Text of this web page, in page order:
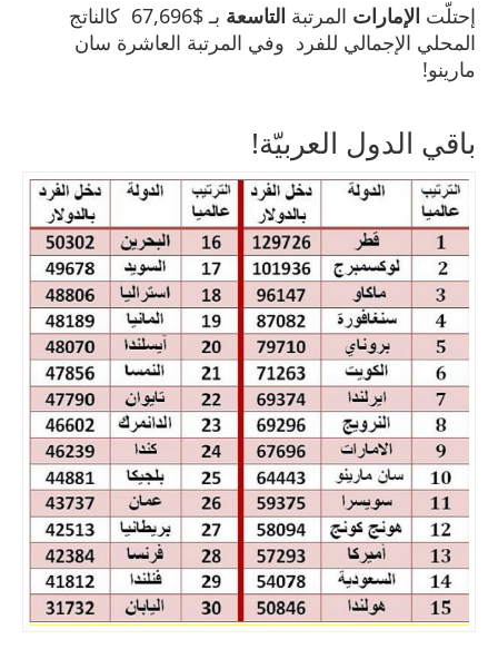
إحتلّت الإمارات المرتبة التاسعة
بـ $67,696 كالناتج
المحلي الإجمالي للفرد وفي المرتبة العاشرة سان
مارينو!
باقي الدول العربيّة!